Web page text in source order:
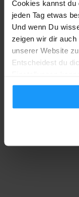
Cookies kannst du
jeden Tag etwas
Und wenn Du
zeigen wir dir auch
unserer Website
Entscheidest du
Homematic IP
Smarte
MEHR LADEN